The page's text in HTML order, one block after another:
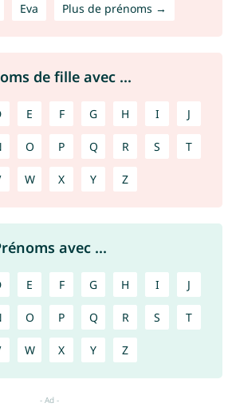
Eva Plus de prénoms →
de fille avec ...
E F G H I J
O P Q R S T
W X Y Z
avec ...
E F G H I J
O P Q R S T
W X Y Z